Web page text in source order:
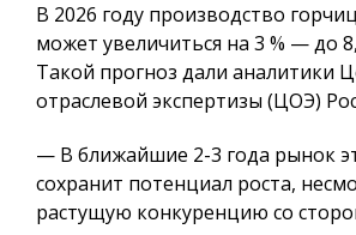
В 2026 году производство
может увеличиться на 3 % — до
Такой прогноз дали аналитики
отраслевой экспертизы (ЦОЭ)
— В ближайшие 2-3 года рынок
сохранит потенциал роста,
растущую конкуренцию со